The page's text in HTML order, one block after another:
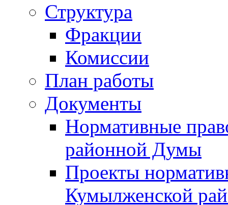
Структура
Фракции
Комиссии
План работы
Документы
Нормативные
районной Думы
Проекты
Кумылженской